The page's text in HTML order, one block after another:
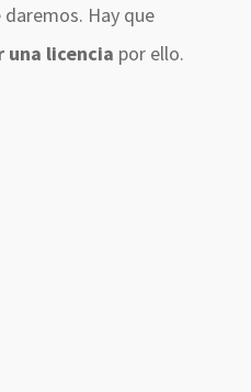
Hay que
una licencia por ello.